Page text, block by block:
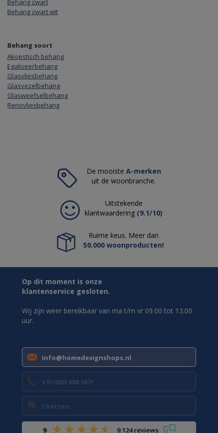
Behang zwart
Behang zwart wit
Behang soort
Akoestisch behang
Egaliseerbehang
Glasvliesbehang
Glasvezelbehang
Glasweefselbehang
Renovliesbehang
De mooiste A-merken
uit de woonbranche.
Uitstekende
klantwaardering (9.1/10)
Ruime keus. Meer dan
50.000 woonproducten!
Op dit moment is onze
klantenservice gesloten.
Wij zijn weer bereikbaar van ma t/m vr 09.00 tot 13.00
uur.
info@homedesignshops.nl
+31(0)85 888 3671
Chatten
9 9.124 reviews